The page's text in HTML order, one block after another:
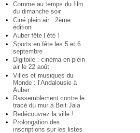
Comme au temps du film
du dimanche soir
Ciné plein air : 2ème
édition
Auber fête l’été !
Sports en fête les 5 et 6
septembre
Digitoile : cinéma en plein
air le 22 août
Villes et musiques du
Monde : l’Andalousie à
Auber
Rassemblement contre le
tracé du mur à Beit Jala
Redécouvrez la ville !
Prolongation des
inscriptions sur les listes